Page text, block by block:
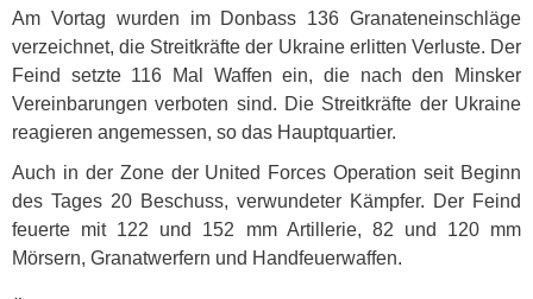
Am Vortag wurden im Donbass 136 Granateneinschläge
verzeichnet, die Streitkräfte der Ukraine erlitten Verluste. Der
Feind setzte 116 Mal Waffen ein, die nach den Minsker
Vereinbarungen verboten sind. Die Streitkräfte der Ukraine
reagieren angemessen, so das Hauptquartier.
Auch in der Zone der United Forces Operation seit Beginn
des Tages 20 Beschuss, verwundeter Kämpfer. Der Feind
feuerte mit 122 und 152 mm Artillerie, 82 und 120 mm
Mörsern, Granatwerfern und Handfeuerwaffen.